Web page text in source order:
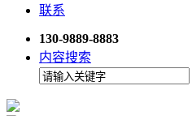
联系
130-9889-8883
内容搜索